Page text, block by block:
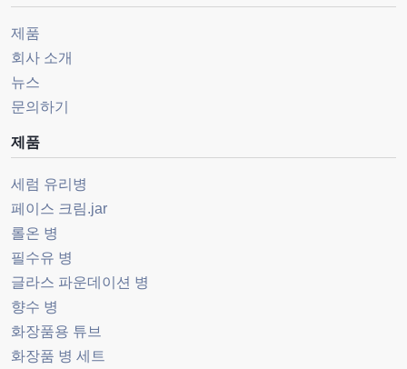
제품
회사 소개
뉴스
문의하기
제품
세럼 유리병
페이스 크림.jar
롤온 병
필수유 병
글라스 파운데이션 병
향수 병
화장품용 튜브
화장품 병 세트